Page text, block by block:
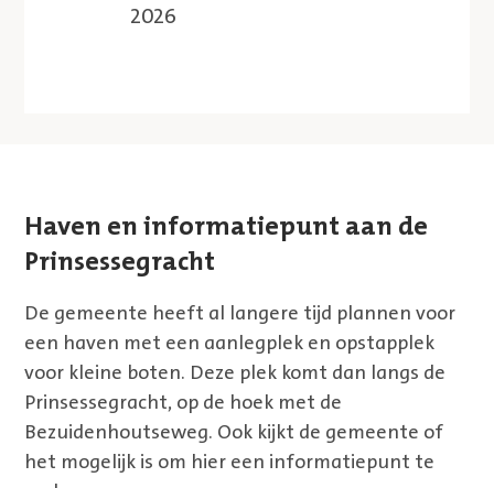
2026
Haven en informatiepunt aan de
Prinsessegracht
De gemeente heeft al langere tijd plannen voor
een haven met een aanlegplek en opstapplek
voor kleine boten. Deze plek komt dan langs de
Prinsessegracht, op de hoek met de
Bezuidenhoutseweg. Ook kijkt de gemeente of
het mogelijk is om hier een informatiepunt te